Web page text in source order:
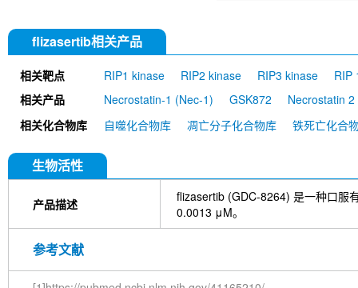
flizasertib相关产品
相关靶点 RIP1 kinase RIP2 kinase RIP3 kinase
RIP
相关产品
Necrostatin-1 (Nec-1) GSK872
Necrostatin
Antibody (Rabbit mAb) [E19K17]
RIP
相关化合物库 自噬化合物库 凋亡分子化合物库 铁死亡化合
生物活性
产品描述
flizasertib (GDC-8264) 是一种口服
0.0013 μM。
参考文献